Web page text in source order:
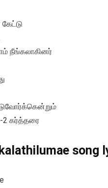
நீங்கலாகினர்
2 கர்த்தரை
song